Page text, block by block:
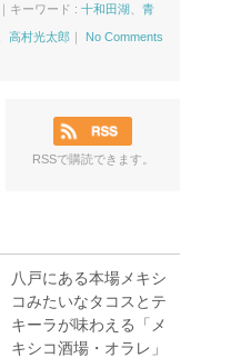
｜キーワード : 十和田湖 青
高村光太郎 ｜ No Comments
RSSで購読できます。
八戸にある本場メキシ
コみたいなタコスとテ
キーラが味わえる「メ
キシコ酒場・オラレ」